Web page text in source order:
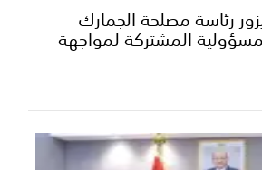
رئاسة مصلحة الجمارك
المشتركة لمواجهة